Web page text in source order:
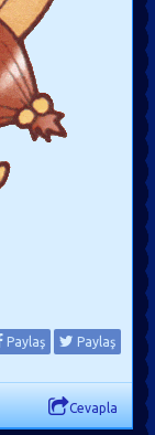
Paylaş Paylaş
Cevapla